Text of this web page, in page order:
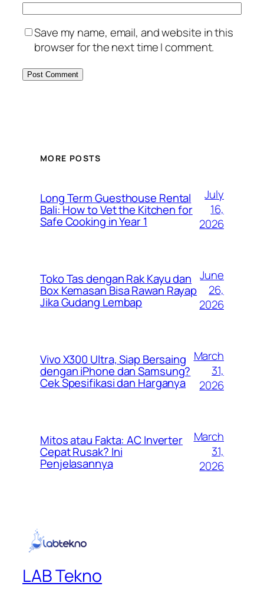
Save my name, email, and website in this
browser for the next time I comment.
MORE POSTS
Long Term Guesthouse Rental
Bali: How to Vet the Kitchen for
Safe Cooking in Year 1
July
16,
2026
Toko Tas dengan Rak Kayu dan
Box Kemasan Bisa Rawan Rayap
Jika Gudang Lembap
June
26,
2026
Vivo X300 Ultra, Siap Bersaing
dengan iPhone dan Samsung?
Cek Spesifikasi dan Harganya
March
31,
2026
Mitos atau Fakta: AC Inverter
Cepat Rusak? Ini
Penjelasannya
March
31,
2026
LAB Tekno